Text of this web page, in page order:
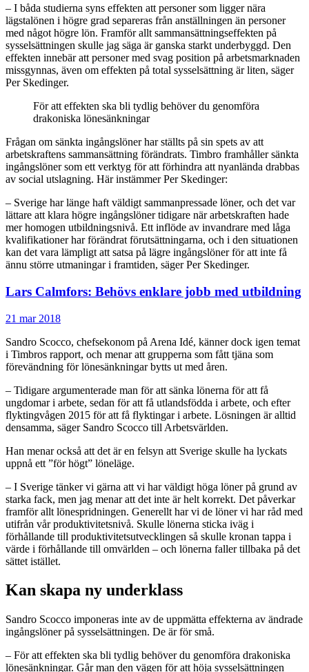
– I båda studierna syns effekten att personer som ligger nära
lägstalönen i högre grad separeras från anställningen än personer
med något högre lön. Framför allt sammansättningseffekten på
sysselsättningen skulle jag säga är ganska starkt underbyggd. Den
effekten innebär att personer med svag position på arbetsmarknaden
missgynnas, även om effekten på total sysselsättning är liten, säger
Per Skedinger.
För att effekten ska bli tydlig behöver du genomföra
drakoniska lönesänkningar
Frågan om sänkta ingångslöner har ställts på sin spets av att
arbetskraftens sammansättning förändrats. Timbro framhåller sänkta
ingångslöner som ett verktyg för att förhindra att nyanlända drabbas
av social utslagning. Här instämmer Per Skedinger:
– Sverige har länge haft väldigt sammanpressade löner, och det var
lättare att klara högre ingångslöner tidigare när arbetskraften hade
mer homogen utbildningsnivå. Ett inflöde av invandrare med låga
kvalifikationer har förändrat förutsättningarna, och i den situationen
kan det vara lämpligt att satsa på lägre ingångslöner för att inte få
ännu större utmaningar i framtiden, säger Per Skedinger.
Lars Calmfors: Behövs enklare jobb med utbildning
21 mar 2018
Sandro Scocco, chefsekonom på Arena Idé, känner dock igen temat
i Timbros rapport, och menar att grupperna som fått tjäna som
förevändning för lönesänkningar bytts ut med åren.
– Tidigare argumenterade man för att sänka lönerna för att få
ungdomar i arbete, sedan för att få utlandsfödda i arbete, och efter
flyktingvågen 2015 för att få flyktingar i arbete. Lösningen är alltid
densamma, säger Sandro Scocco till Arbetsvärlden.
Han menar också att det är en felsyn att Sverige skulle ha lyckats
uppnå ett ”för högt” löneläge.
– I Sverige tänker vi gärna att vi har väldigt höga löner på grund av
starka fack, men jag menar att det inte är helt korrekt. Det påverkar
framför allt lönespridningen. Generellt har vi de löner vi har råd med
utifrån vår produktivitetsnivå. Skulle lönerna sticka iväg i
förhållande till produktivitetsutvecklingen så skulle kronan tappa i
värde i förhållande till omvärlden – och lönerna faller tillbaka på det
sättet istället.
Kan skapa ny underklass
Sandro Scocco imponeras inte av de uppmätta effekterna av ändrade
ingångslöner på sysselsättningen. De är för små.
– För att effekten ska bli tydlig behöver du genomföra drakoniska
lönesänkningar. Går man den vägen för att höja sysselsättningen